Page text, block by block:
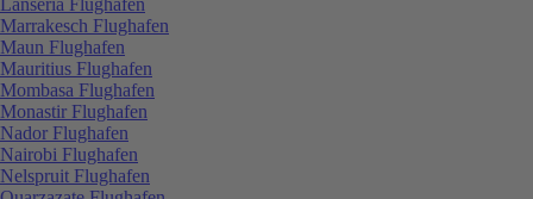
Marrakesch Flughafen
Maun Flughafen
Mauritius Flughafen
Mombasa Flughafen
Monastir Flughafen
Nador Flughafen
Nairobi Flughafen
Nelspruit Flughafen